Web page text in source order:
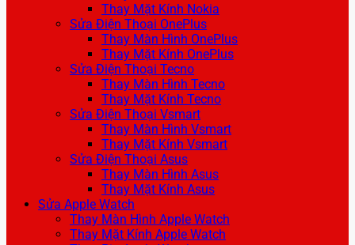
Thay Mặt Kính Nokia
Sửa Điện Thoại OnePlus
Thay Màn Hình OnePlus
Thay Mặt Kính OnePlus
Sửa Điện Thoại Tecno
Thay Màn Hình Tecno
Thay Mặt Kính Tecno
Sửa Điện Thoại Vsmart
Thay Màn Hình Vsmart
Thay Mặt Kính Vsmart
Sửa Điện Thoại Asus
Thay Màn Hình Asus
Thay Mặt Kính Asus
Sửa Apple Watch
Thay Màn Hình Apple Watch
Thay Mặt Kính Apple Watch